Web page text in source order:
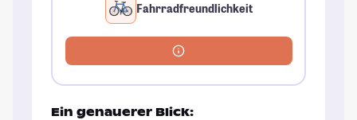
Fahrradfreundlichkeit
Ein genauerer Blick: